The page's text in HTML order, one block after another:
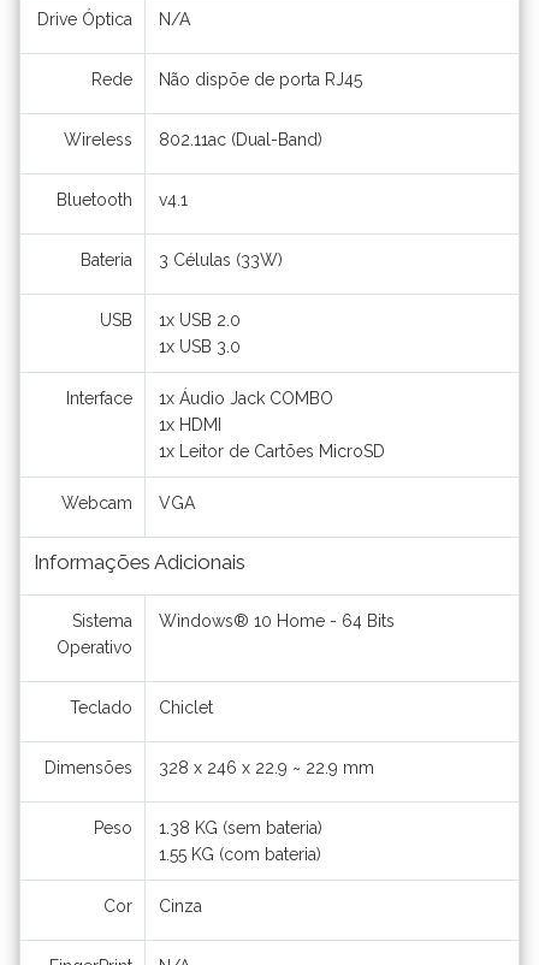
Drive Óptica N/A
Rede Não dispõe de porta RJ45
Wireless 802.11ac (Dual-Band)
Bluetooth v4.1
Bateria 3 Células (33W)
USB
1x USB 2.0
1x USB 3.0
Interface
1x Áudio Jack COMBO
1x HDMI
1x Leitor de Cartões MicroSD
Webcam VGA
Informações Adicionais
Sistema
Operativo
Windows® 10 Home - 64 Bits
Teclado Chiclet
Dimensões 328 x 246 x 22.9 ~ 22.9 mm
Peso
1.38 KG (sem bateria)
1.55 KG (com bateria)
Cor Cinza